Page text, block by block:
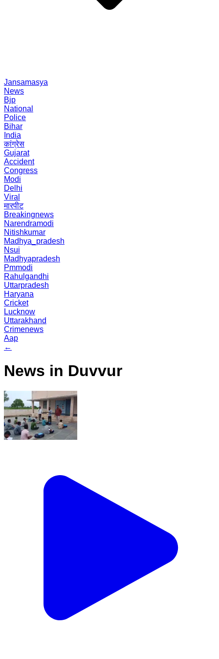
Jansamasya
News
Bjp
National
Police
Bihar
India
कांग्रेस
Gujarat
Accident
Congress
Modi
Delhi
Viral
मारपीट
Breakingnews
Narendramodi
Nitishkumar
Madhya_pradesh
Nsui
Madhyapradesh
Pmmodi
Rahulgandhi
Uttarpradesh
Haryana
Cricket
Lucknow
Uttarakhand
Crimenews
Aap
←
News in Duvvur